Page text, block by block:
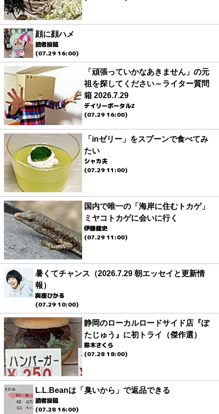
顔に顔ハメ
読者投稿
(07.29 16:00)
「頑張っていかなあきません」の元
祖を探してください～ライター質問
箱 2026.7.29
デイリーポータルZ
(07.29 16:00)
「inゼリー」をスプーンで食べてみ
たい
シャカ夫
(07.29 11:00)
国内で唯一の「海岸に住むトカゲ」
ミヤコトカゲに会いに行く
伊藤健史
(07.29 11:00)
暑くてチャンス（2026.7.29 朝エッセイと更新情
報）
與座ひかる
(07.29 10:00)
静岡のローカルロードサイド店『ぽ
たじゅう』に初トライ（傑作選）
鈴木さくら
(07.28 18:00)
L.L.Beanは「臭いから」で返品できる
読者投稿
(07.28 16:00)